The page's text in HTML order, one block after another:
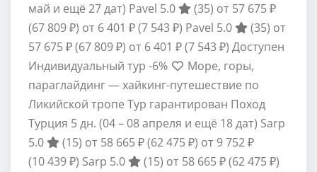
май и ещё 27 дат) Pavel 5.0 (35) от 57 675 ₽
(67 809 ₽) от 6 401 ₽(7 543 ₽) Pavel 5.0 (35) от
57 675 ₽(67 809 ₽) от 6 401 ₽(7 543 ₽) Доступен
Индивидуальный тур -6%
Море, горы,
параглайдинг — хайкинг-путешествие по
Ликийской тропе Тур гарантирован Поход
Турция 5 дн. (04 – 08 апреля и ещё 18 дат) Sarp
5.0
(15) от 58 665 ₽(62 475 ₽) от 9 752 ₽
(10 439 ₽) Sarp 5.0 (15) от 58 665 ₽(62 475 ₽)